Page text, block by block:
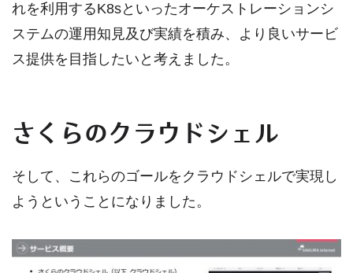
れを利用するK8sといったオーケストレーションシ
ステムの運用知見及び実績を積み、より良いサービ
ス提供を目指したいと考えました。
さくらのクラウドシェル
そして、これらのゴールをクラウドシェルで実現し
ようということになりました。